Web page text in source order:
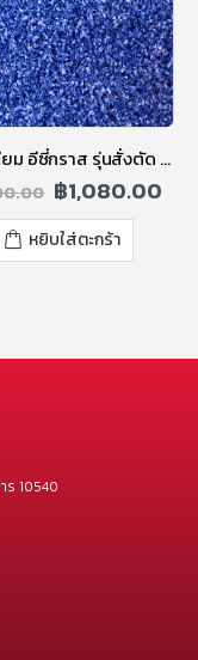
535.00 ฿466.35
หยิบใส่ตะกร้า
10540